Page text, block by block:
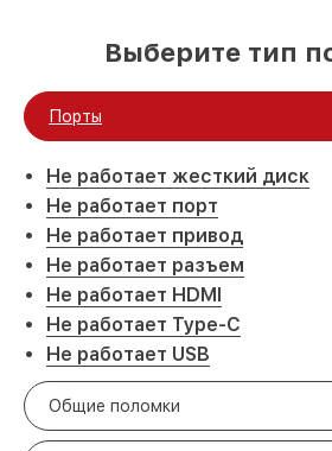
Выберите тип
Порты
Не работает жесткий диск
Не работает порт
Не работает привод
Не работает разъем
Не работает HDMI
Не работает Type-C
Не работает USB
Общие поломки